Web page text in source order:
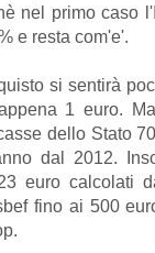
nel primo caso
e resta com'e'.
si sentirà
1 euro.
dello Stato
dal 2012.
euro calcolati
fino ai 500